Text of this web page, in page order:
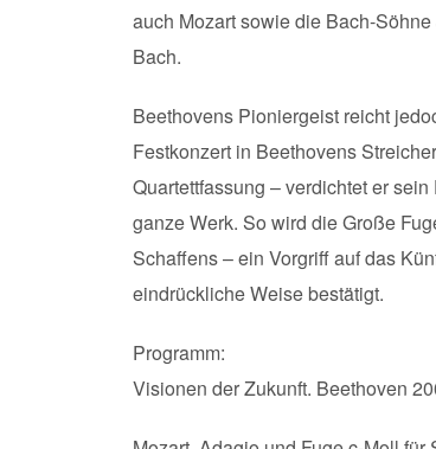
auch Mozart sowie die Bach-
Bach.
Beethovens Pioniergeist reicht
Festkonzert in Beethovens
Quartettfassung – verdichtet er
ganze Werk. So wird die Große
Schaffens – ein Vorgriff auf das
eindrückliche Weise bestätigt.
Programm:
Visionen der Zukunft. Beethoven